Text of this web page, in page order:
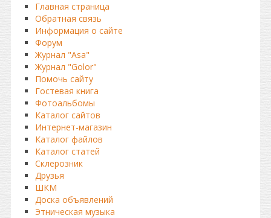
Главная страница
Обратная связь
Информация о сайте
Форум
Журнал "Asa"
Журнал "Golor"
Помочь сайту
Гостевая книга
Фотоальбомы
Каталог сайтов
Интернет-магазин
Каталог файлов
Каталог статей
Склерозник
Друзья
ШКМ
Доска объявлений
Этническая музыка